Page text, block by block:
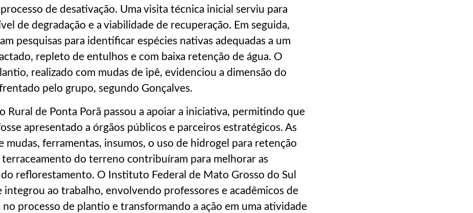
de desativação. Uma visita técnica inicial serviu para
de degradação e a viabilidade de recuperação. Em seguida,
pesquisas para identificar espécies nativas adequadas a um
repleto de entulhos e com baixa retenção de água. O
realizado com mudas de ipê, evidenciou a dimensão do
pelo grupo, segundo Gonçalves.
Rural de Ponta Porã passou a apoiar a iniciativa, permitindo que
apresentado a órgãos públicos e parceiros estratégicos. As
mudas, ferramentas, insumos, o uso de hidrogel para retenção
terraceamento do terreno contribuíram para melhorar as
reflorestamento. O Instituto Federal de Mato Grosso do Sul
integrou ao trabalho, envolvendo professores e acadêmicos de
no processo de plantio e transformando a ação em uma atividade